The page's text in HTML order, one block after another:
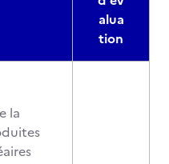
alua
tion
la